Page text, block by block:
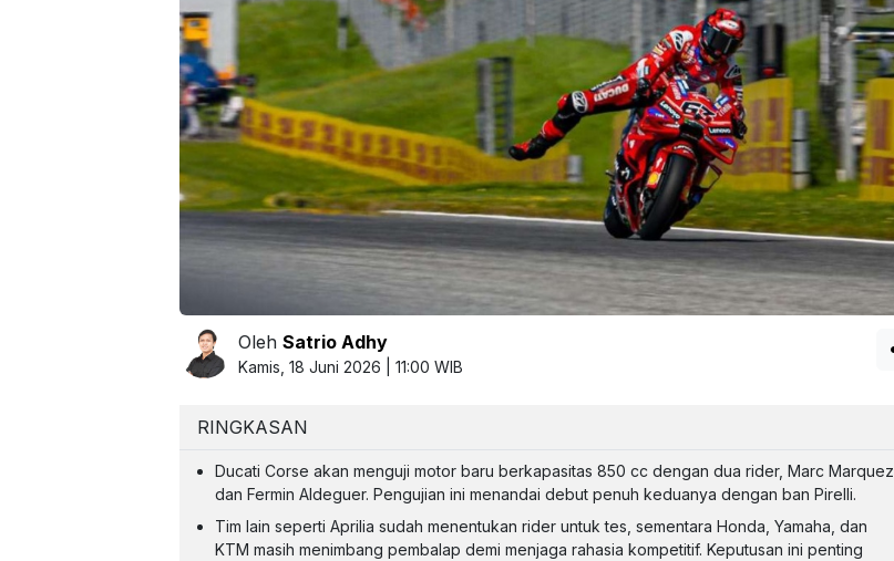
OlehSatrio Adhy
Kamis, 18 Juni 2026 | 11:00 WIB
RINGKASAN
Ducati Corse akan menguji motor baru berkapasitas 850 cc dengan dua rider, Marc Marquez
dan Fermin Aldeguer. Pengujian ini menandai debut penuh keduanya dengan ban Pirelli.
Tim lain seperti Aprilia sudah menentukan rider untuk tes, sementara Honda, Yamaha, dan
KTM masih menimbang pembalap demi menjaga rahasia kompetitif. Keputusan ini penting